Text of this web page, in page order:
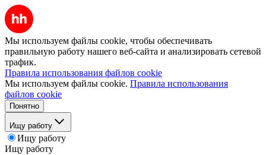
Мы используем файлы cookie, чтобы обеспечивать
правильную работу нашего веб-сайта и анализировать сетевой
трафик.
Правила использования файлов cookie
Мы используем файлы cookie. Правила использования
файлов cookie
Понятно
Ищу работу
Ищу работу
Ищу работу